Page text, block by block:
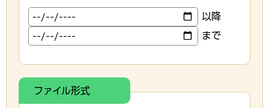
以降
まで
ファイル形式